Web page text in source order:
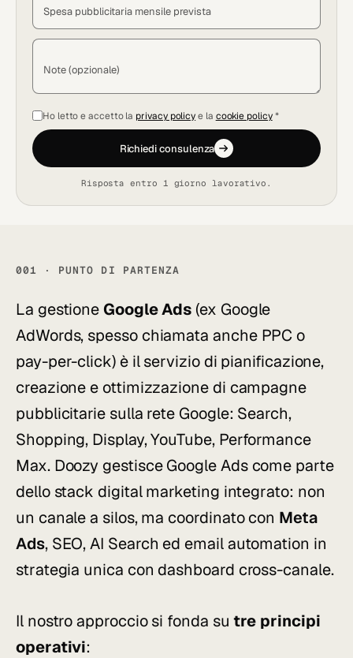
Spesa pubblicitaria mensile prevista
Note (opzionale)
Ho letto e accetto la privacy policye la cookie policy*
Richiedi consulenza
Risposta entro 1 giorno lavorativo.
001 · PUNTO DI PARTENZA
La gestioneGoogle Ads (ex Google
AdWords, spesso chiamata anche PPC o
pay-per-click) è il servizio di pianificazione,
creazione e ottimizzazione di campagne
pubblicitarie sulla rete Google: Search,
Shopping, Display, YouTube, Performance
Max. Doozy gestisce Google Ads come parte
dello stack digital marketing integrato: non
un canale a silos, ma coordinato con Meta
Ads, SEO, AI Search ed email automation in
strategia unica con dashboard cross-canale.
Il nostro approccio si fonda sutre principi
operativi: